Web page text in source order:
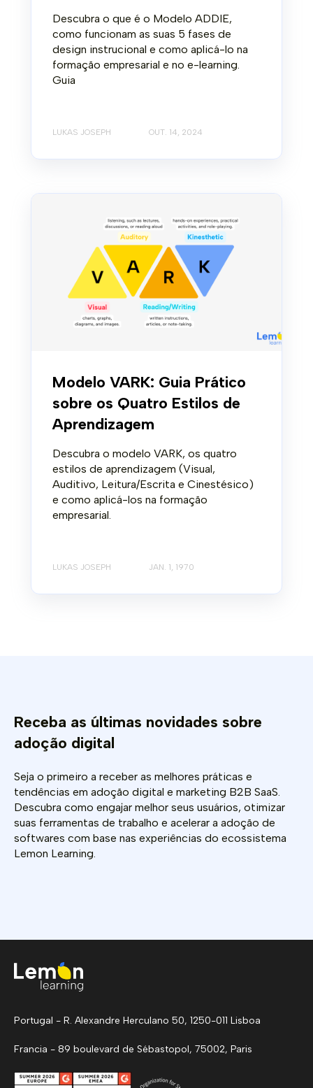
Descubra o que é o Modelo ADDIE,
como funcionam as suas 5 fases de
design instrucional e como aplicá-lo na
formação empresarial e no e-learning.
Guia
LUKAS JOSEPH OUT. 14, 2024
Modelo VARK: Guia Prático
sobre os Quatro Estilos de
Aprendizagem
Descubra o modelo VARK, os quatro
estilos de aprendizagem (Visual,
Auditivo, Leitura/Escrita e Cinestésico)
e como aplicá-los na formação
empresarial.
LUKAS JOSEPH JAN. 1, 1970
Receba as últimas novidades sobre
adoção digital
Seja o primeiro a receber as melhores práticas e
tendências em adoção digital e marketing B2B SaaS.
Descubra como engajar melhor seus usuários, otimizar
suas ferramentas de trabalho e acelerar a adoção de
softwares com base nas experiências do ecossistema
Lemon Learning.
Portugal - R. Alexandre Herculano 50, 1250-011 Lisboa
Francia - 89 boulevard de Sébastopol, 75002, Paris